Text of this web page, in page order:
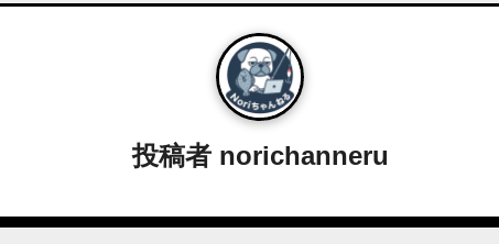
投稿者 norichanneru